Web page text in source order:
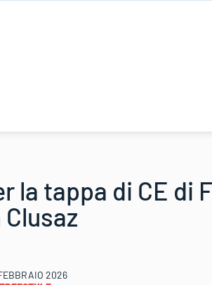
la tappa di CE di
Clusaz
2026